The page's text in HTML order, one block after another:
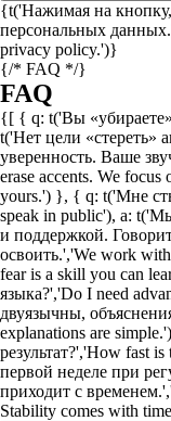
{t('Нажимая на кнопку,
персональных
privacy policy.')}
{/* FAQ */}
FAQ
{[ { q: t('Вы «убираете»
t('Нет цели «стереть»
уверенность. Ваше
erase accents. We
yours.') }, { q: t('Мне
speak in public'), a:
и поддержкой.
освоить.','We work
fear is a skill you can
языка?','Do I need
двуязычны,
explanations are
результат?','How fast
первой неделе при
приходит с
Stability comes with